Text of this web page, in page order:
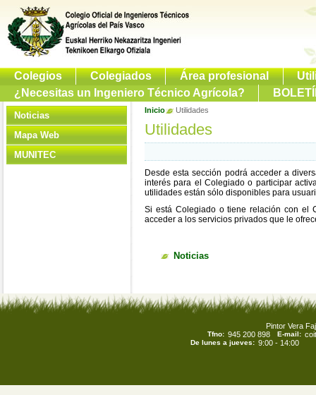
Colegios Colegiados Área profesional
¿Necesitas un Ingeniero Técnico Agrícola?
Noticias
Mapa Web
MUNITEC
Inicio Utilidades
Utilidades
Desde esta sección podrá acceder a
interés para el Colegiado o participar
utilidades están sólo disponibles para
Si está Colegiado o tiene relación con el
acceder a los servicios privados que le
Noticias
Pintor Vera
Tfno: 945 200 898 E-mail:
De lunes a jueves: 9:00 - 14:00